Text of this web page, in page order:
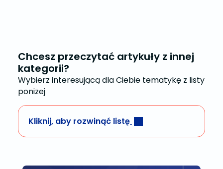
Chcesz przeczytać artykuły z innej
kategorii?
Wybierz interesującą dla Ciebie tematykę z listy
poniżej
Kliknij, aby rozwinąć listę